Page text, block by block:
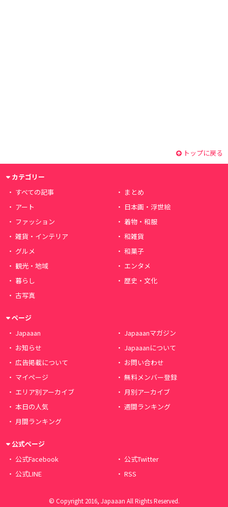
トップに戻る
カテゴリー
すべての記事
まとめ
アート
日本画・浮世絵
ファッション
着物・和服
雑貨・インテリア
和雑貨
グルメ
和菓子
観光・地域
エンタメ
暮らし
歴史・文化
古写真
ページ
Japaaan
Japaaanマガジン
お知らせ
Japaaanについて
広告掲載について
お問い合わせ
マイページ
無料メンバー登録
エリア別アーカイブ
月別アーカイブ
本日の人気
週間ランキング
月間ランキング
公式ページ
公式Facebook
公式Twitter
公式LINE
RSS
© Copyright 2016, Japaaan All Rights Reserved.